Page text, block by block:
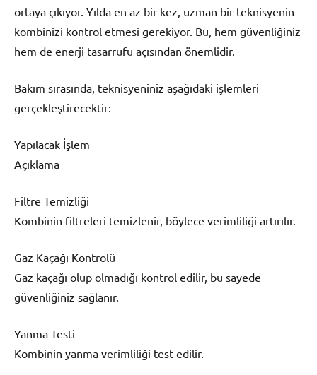
ortaya çıkıyor. Yılda en az bir kez, uzman bir teknisyenin
kombinizi kontrol etmesi gerekiyor. Bu, hem güvenliğiniz
hem de enerji tasarrufu açısından önemlidir.
Bakım sırasında, teknisyeniniz aşağıdaki işlemleri
gerçekleştirecektir:
Yapılacak İşlem
Açıklama
Filtre Temizliği
Kombinin filtreleri temizlenir, böylece verimliliği artırılır.
Gaz Kaçağı Kontrolü
Gaz kaçağı olup olmadığı kontrol edilir, bu sayede
güvenliğiniz sağlanır.
Yanma Testi
Kombinin yanma verimliliği test edilir.